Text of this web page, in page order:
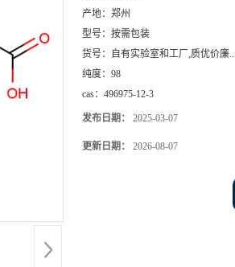
产地： 郑州
型号： 按需包装
货号：
自有实验室和工厂,质优价廉...
纯度： 98
cas： 496975-12-3
发布日期： 2025-03-07
更新日期： 2026-08-07